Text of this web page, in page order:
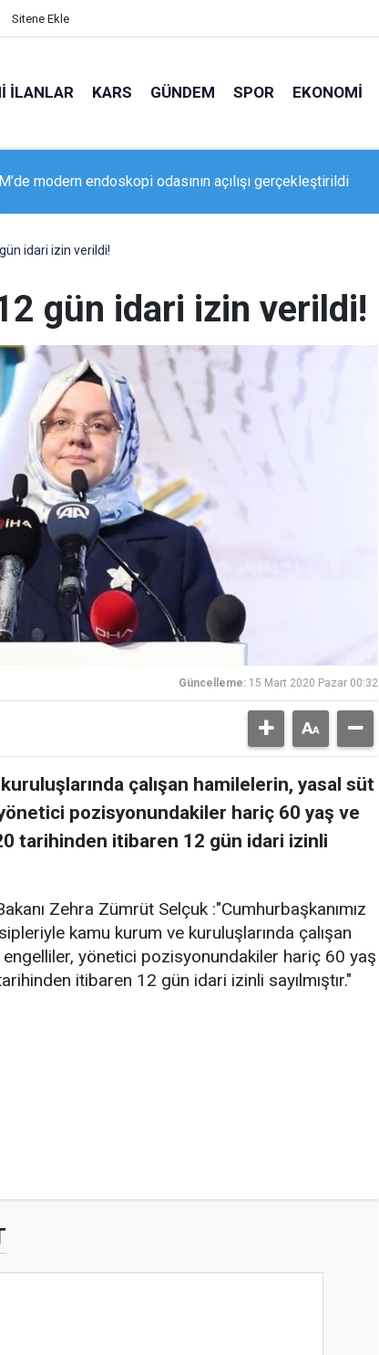
Sitene Ekle
İLANLAR KARS GÜNDEM SPOR EKONOMI
kursu öğrencilerine yönelik eğlenceli ve eğitici etkinlik
idari izin verildi!
gün idari izin verildi!
Güncelleme: 15 Mart 2020 Pazar 00:32
çalışan hamilelerin, yasal süt
pozisyonundakiler hariç 60 yaş ve
tarihinden itibaren 12 gün idari izinli
Zehra Zümrüt Selçuk :"Cumhurbaşkanımız
kamu kurum ve kuruluşlarında çalışan
yönetici pozisyonundakiler hariç 60 yaş
itibaren 12 gün idari izinli sayılmıştır."